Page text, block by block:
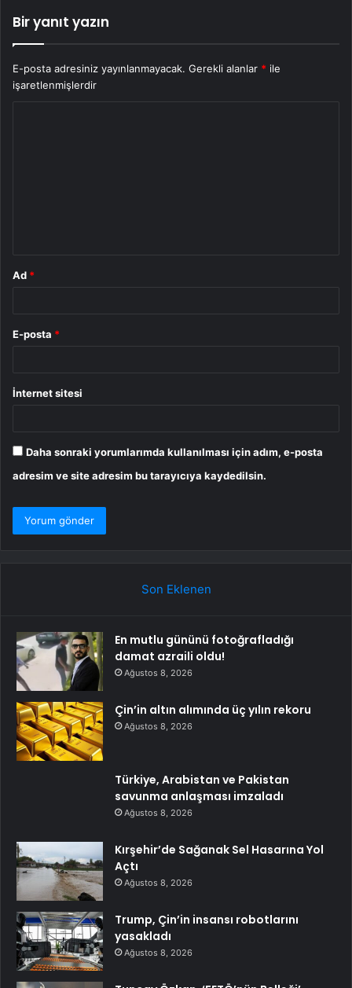
Bir yanıt yazın
E-posta adresiniz yayınlanmayacak. Gerekli alanlar * ile
işaretlenmişlerdir
Ad *
E-posta *
İnternet sitesi
Daha sonraki yorumlarımda kullanılması için adım, e-posta
adresim ve site adresim bu tarayıcıya kaydedilsin.
Son Eklenen
En mutlu gününü fotoğrafladığı
damat azraili oldu!
Ağustos 8, 2026
Çin’in altın alımında üç yılın rekoru
Ağustos 8, 2026
Türkiye, Arabistan ve Pakistan
savunma anlaşması imzaladı
Ağustos 8, 2026
Kırşehir’de Sağanak Sel Hasarına Yol
Açtı
Ağustos 8, 2026
Trump, Çin’in insansı robotlarını
yasakladı
Ağustos 8, 2026